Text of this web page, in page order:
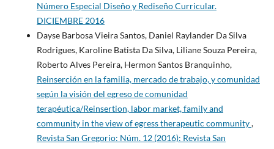
Número Especial Diseño y Rediseño Curricular.
DICIEMBRE 2016
Dayse Barbosa Vieira Santos, Daniel Raylander Da Silva
Rodrigues, Karoline Batista Da Silva, Liliane Souza Pereira,
Roberto Alves Pereira, Hermon Santos Branquinho,
Reinserción en la familia, mercado de trabajo, y comunidad
según la visión del egreso de comunidad
terapéutica/Reinsertion, labor market, family and
community in the view of egress therapeutic community,
Revista San Gregorio: Núm. 12 (2016): Revista San